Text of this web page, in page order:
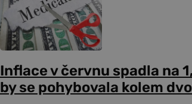
Inflace v červnu spadla na
by se pohybovala kolem